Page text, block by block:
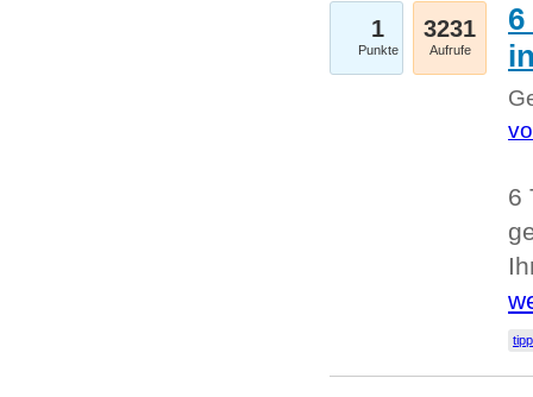
1
Punkte
3231
Aufrufe
6